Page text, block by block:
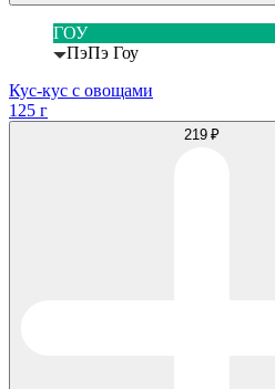
ГОУ
ПэПэ Гоу
Кус-кус с овощами
125 г
219 ₽